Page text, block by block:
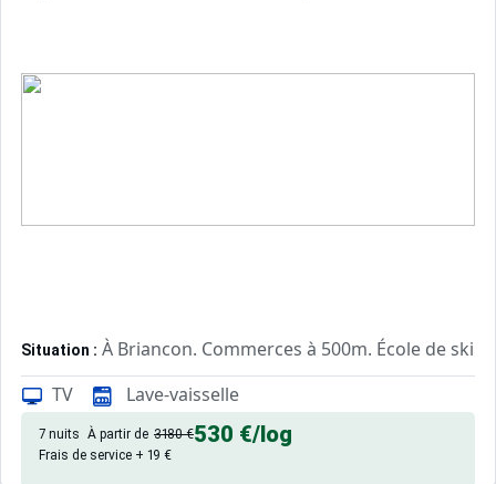
Situation : À Briancon. Commerces à 500m. École de ski
Appartement de particulier :Confortable et tout équipé.
TV Lave-vaisselle
7 nuits À partir de 3180 €530 €/log
Frais de service + 19 €